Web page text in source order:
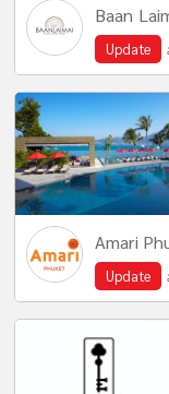
Baan
Update
Amari
Update